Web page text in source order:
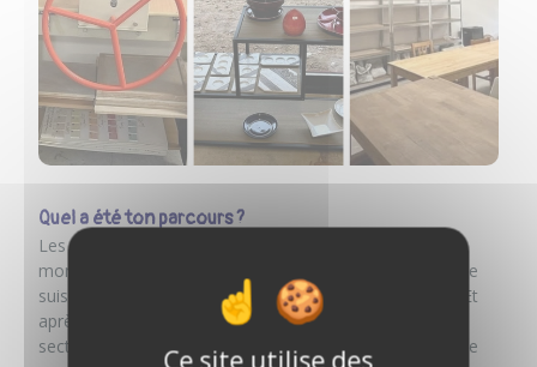
Quel a été ton parcours ?
Les premières années, j’étais à mon compte mais dans
mon ancienne chambre chez mes parents. Ensuite je me
suis reconvertie à 30 ans, j’ai refait un CAP esthétique. Et
après, le Covid est passé par là. J’étais commerçante en
secteur non-essentiel, donc obligée de fermer. C’est à ce
Ce site utilise des